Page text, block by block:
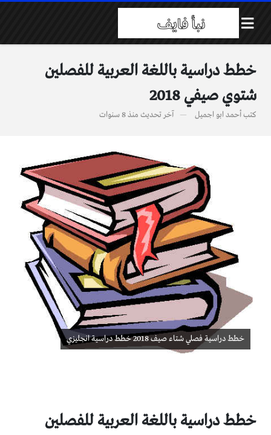
خطط دراسية باللغة العربية للفصلين
شتوي صيفي 2018
كتبأحمد ابو اجميل آخر تحديث منذ 8 سنوات
خطط دراسية فصلي شتاء صيف 2018 خطط دراسية انجليزي
خطط دراسية باللغة العربية للفصلين